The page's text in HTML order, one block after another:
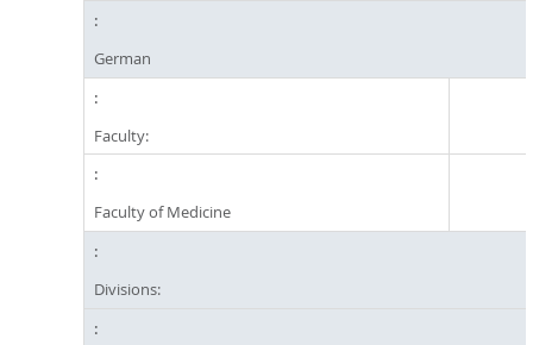
German
Faculty:
Faculty of Medicine
Divisions: